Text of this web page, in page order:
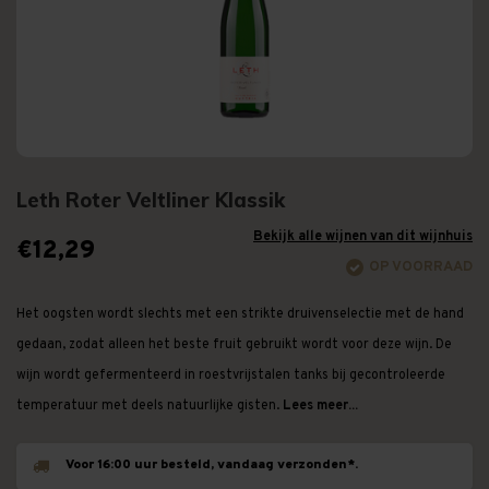
Leth Roter Veltliner Klassik
€12,29
Bekijk alle wijnen van dit wijnhuis
OP VOORRAAD
Het oogsten wordt slechts met een strikte druivenselectie met de hand
gedaan, zodat alleen het beste fruit gebruikt wordt voor deze wijn. De
wijn wordt gefermenteerd in roestvrijstalen tanks bij gecontroleerde
temperatuur met deels natuurlijke gisten. Lees meer...
Voor 16:00 uur besteld, vandaag verzonden*.